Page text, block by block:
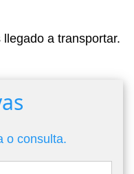
a transportar.
o consulta.